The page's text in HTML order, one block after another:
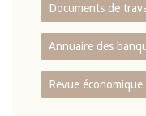
Documents de
Annuaire des
Revue